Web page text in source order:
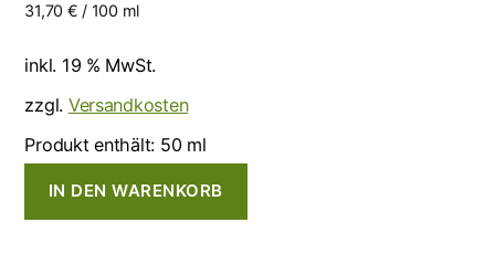
31,70 € / 100 ml
inkl. 19 % MwSt.
zzgl. Versandkosten
Produkt enthält: 50 ml
IN DEN WARENKORB